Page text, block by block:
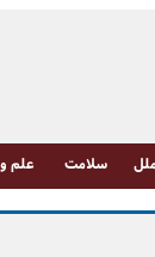
سلامت علم